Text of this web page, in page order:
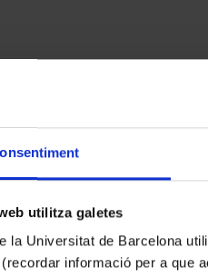
utilitza galetes
la Universitat de Barcelona
informació per a que